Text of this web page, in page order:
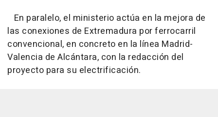
En paralelo, el ministerio actúa en la mejora de
las conexiones de Extremadura por ferrocarril
convencional, en concreto en la línea Madrid-
Valencia de Alcántara, con la redacción del
proyecto para su electrificación.